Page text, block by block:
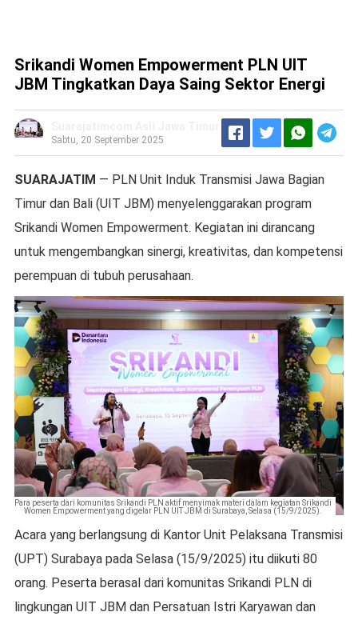
Srikandi Women Empowerment PLN UIT
JBM Tingkatkan Daya Saing Sektor Energi
Sabtu, 20 September 2025
SUARAJATIM — PLN Unit Induk Transmisi Jawa Bagian
Timur dan Bali (UIT JBM) menyelenggarakan program
Srikandi Women Empowerment. Kegiatan ini dirancang
untuk mengembangkan sinergi, kreativitas, dan kompetensi
perempuan di tubuh perusahaan.
Para peserta dari komunitas Srikandi PLN aktif menyimak materi dalam kegiatan Srikandi
Women Empowerment yang digelar PLN UIT JBM di Surabaya, Selasa (15/9/2025).
Acara yang berlangsung di Kantor Unit Pelaksana Transmisi
(UPT) Surabaya pada Selasa (15/9/2025) itu diikuti 80
orang. Peserta berasal dari komunitas Srikandi PLN di
lingkungan UIT JBM dan Persatuan Istri Karyawan dan